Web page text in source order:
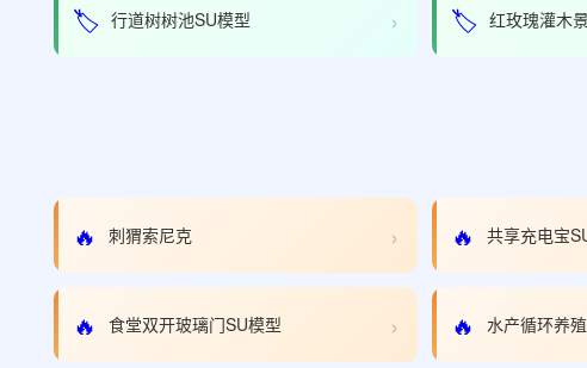
🏷️ 行道树树池SU模型 › 🏷️ 红玫瑰灌木
🔥 刺猬索尼克 › 🔥 共享充电宝
🔥 食堂双开玻璃门SU模型 › 🔥 水产循环养